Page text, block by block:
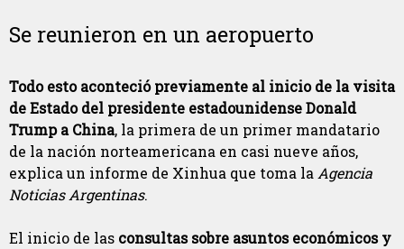
Se reunieron en un aeropuerto
Todo esto aconteció previamente al inicio de la visita
de Estado del presidente estadounidense Donald
Trump a China, la primera de un primer mandatario
de la nación norteamericana en casi nueve años,
explica un informe de Xinhua que toma laAgencia
Noticias Argentinas.
El inicio de las consultas sobre asuntos económicos y